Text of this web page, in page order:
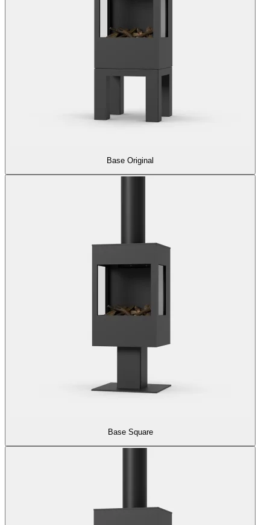
Base Original
Base Square